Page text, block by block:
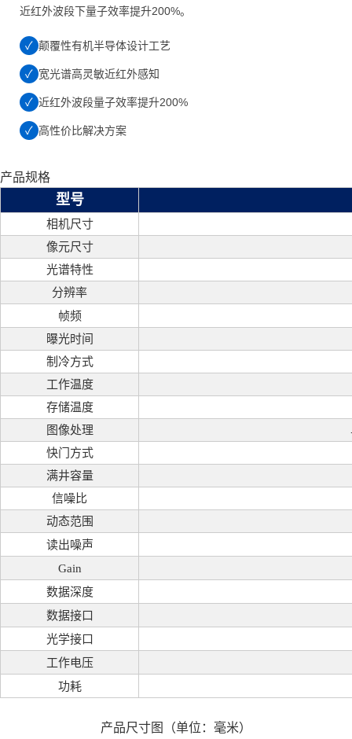
近红外波段下量子效率提升200%。
✓ 颠覆性有机半导体设计工艺
✓ 宽光谱高灵敏近红外感知
✓ 近红外波段量子效率提升200%
✓ 高性价比解决方案
产品规格
型号
相机尺寸
像元尺寸
光谱特性
分辨率
帧频
曝光时间
制冷方式
工作温度
存储温度
图像处理
快门方式
满井容量
信噪比
动态范围
读出噪声
Gain
数据深度
数据接口
光学接口
工作电压
功耗
产品尺寸图（单位：毫米）